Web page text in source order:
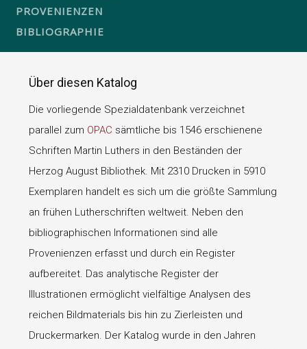
PROVENIENZEN
BIBLIOGRAPHIE
Über diesen Katalog
Die vorliegende Spezialdatenbank verzeichnet
parallel zum OPAC sämtliche bis 1546 erschienene
Schriften Martin Luthers in den Beständen der
Herzog August Bibliothek. Mit 2310 Drucken in 5910
Exemplaren handelt es sich um die größte Sammlung
an frühen Lutherschriften weltweit. Neben den
bibliographischen Informationen sind alle
Provenienzen erfasst und durch ein Register
aufbereitet. Das analytische Register der
Illustrationen ermöglicht vielfältige Analysen des
reichen Bildmaterials bis hin zu Zierleisten und
Druckermarken. Der Katalog wurde in den Jahren